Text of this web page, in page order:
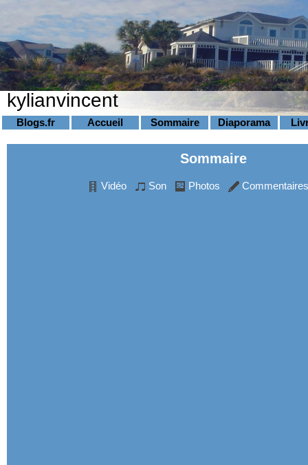
kylianvincent
Blogs.fr Accueil Sommaire Diaporama
Sommaire
Vidéo Son Photos